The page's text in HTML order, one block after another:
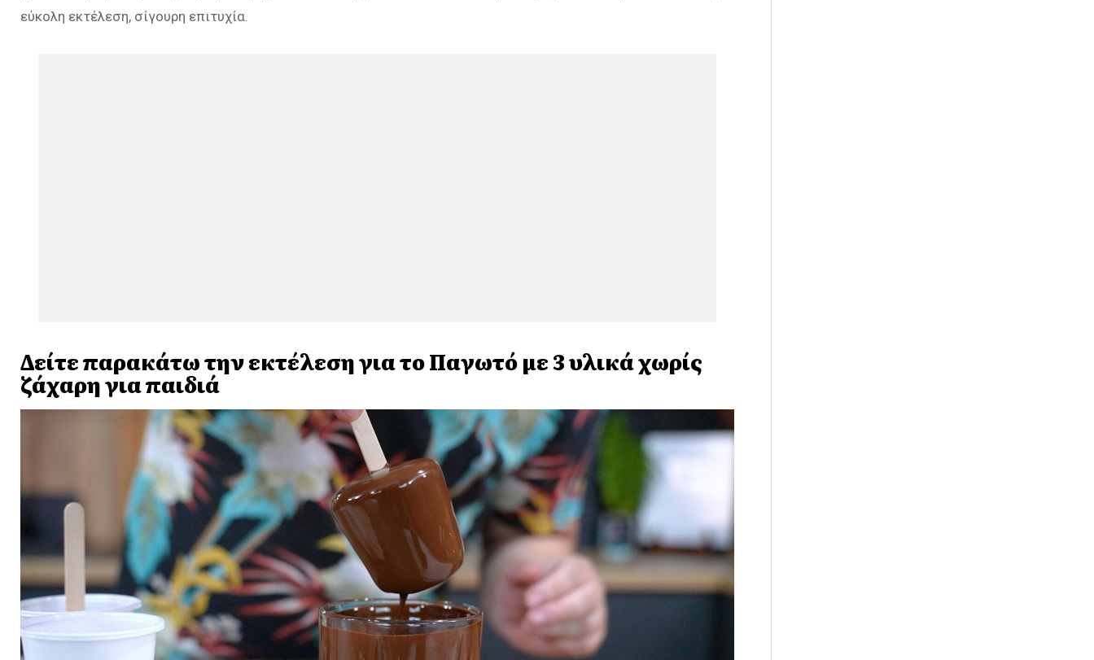
εύκολη εκτέλεση, σίγουρη επιτυχία.
Δείτε παρακάτω την εκτέλεση για το Παγωτό με 3 υλικά χωρίς
ζάχαρη για παιδιά